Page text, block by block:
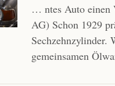
… ntes Auto einen
AG) Schon 1929
Sechzehnzylinder.
gemeinsamen